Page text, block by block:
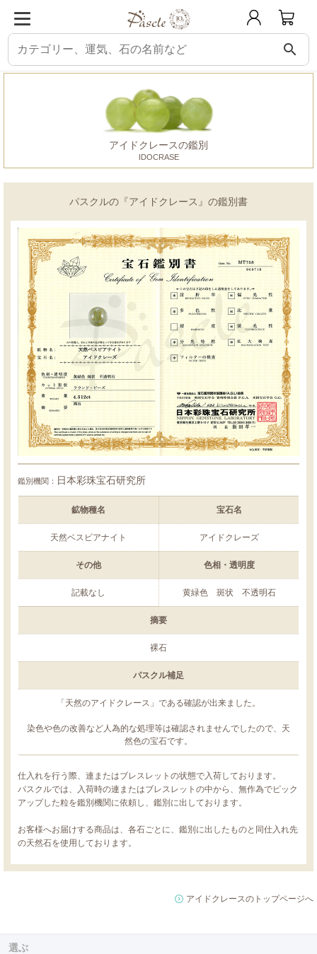
search
パスクル 鑑別書 アイドクレース
アイドクレースの鑑別
IDOCRASE
パスクルの『アイドクレース』の鑑別書
鑑別機関： 日本彩珠宝石研究所
鉱物種名 宝石名
天然ベスビアナイト アイドクレーズ
その他 色相・透明度
記載なし 黄緑色 斑状 不透明石
摘要
裸石
パスクル補足
「天然のアイドクレース」である確認が出来ました。
染色や色の改善など人為的な処理等は確認されませんでしたので、天
然色の宝石です。
仕入れを行う際、連またはブレスレットの状態で入荷しております。
パスクルでは、入荷時の連またはブレスレットの中から、無作為でピック
アップした粒を鑑別機関に依頼し、鑑別に出しております。
お客様へお届けする商品は、各石ごとに、鑑別に出したものと同仕入れ先
の天然石を使用しております。
アイドクレースのトップページへ
選ぶ